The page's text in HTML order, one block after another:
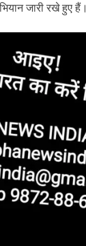
जारी रखे हुए हैं।